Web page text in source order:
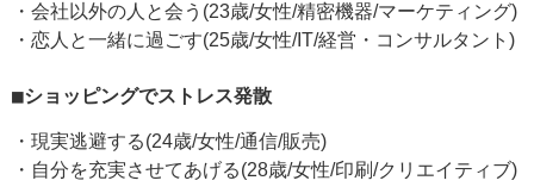
・会社以外の人と会う(23歳/女性/精密機器/マーケティング)
・恋人と一緒に過ごす(25歳/女性/IT/経営・コンサルタント)
■ショッピングでストレス発散
・現実逃避する(24歳/女性/通信/販売)
・自分を充実させてあげる(28歳/女性/印刷/クリエイティブ)